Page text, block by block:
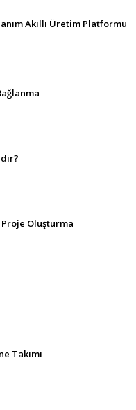
Akıllı Üretim Platformu
Proje Oluşturma
Takımı